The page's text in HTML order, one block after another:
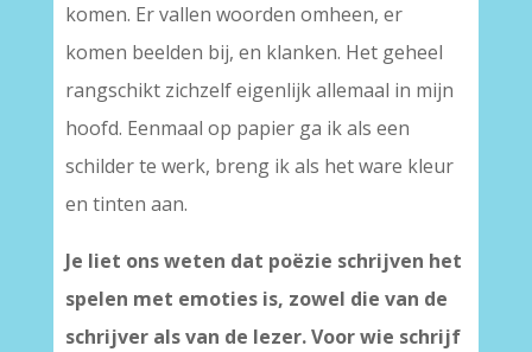
komen. Er vallen woorden omheen, er
komen beelden bij, en klanken. Het geheel
rangschikt zichzelf eigenlijk allemaal in mijn
hoofd. Eenmaal op papier ga ik als een
schilder te werk, breng ik als het ware kleur
en tinten aan.
Je liet ons weten dat poëzie schrijven het
spelen met emoties is, zowel die van de
schrijver als van de lezer. Voor wie schrijf